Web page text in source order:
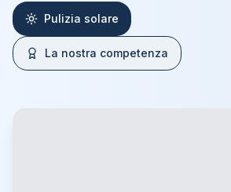
Pulizia solare
La nostra competenza